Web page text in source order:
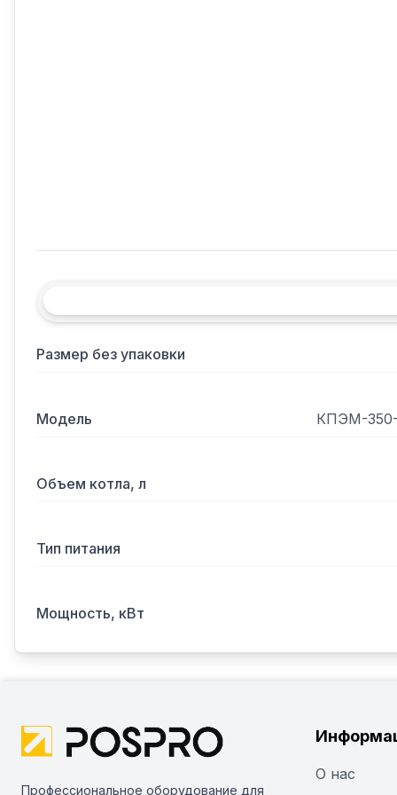
Размер без упаковки
Модель КПЭМ-
Объем котла, л
Тип питания
Мощность, кВт
Профессиональное оборудование для
О нас